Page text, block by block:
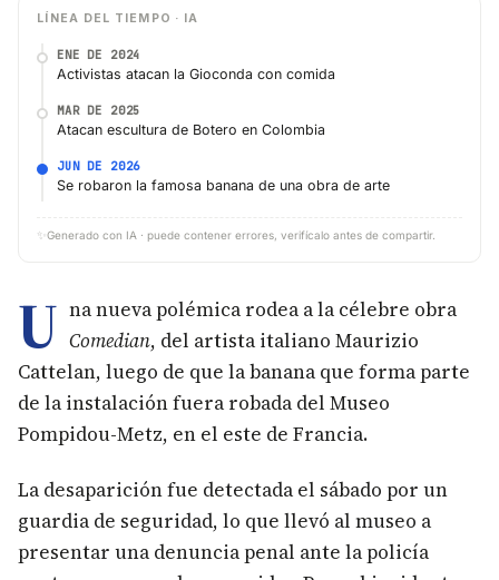
LÍNEA DEL TIEMPO · IA
ENE DE 2024
Activistas atacan la Gioconda con comida
MAR DE 2025
Atacan escultura de Botero en Colombia
JUN DE 2026
Se robaron la famosa banana de una obra de arte
✨ Generado con IA · puede contener errores, verifícalo antes de compartir.
U na nueva polémica rodea a la célebre obra
Comedian, del artista italiano Maurizio
Cattelan, luego de que la banana que forma parte
de la instalación fuera robada del Museo
Pompidou-Metz, en el este de Francia.
La desaparición fue detectada el sábado por un
guardia de seguridad, lo que llevó al museo a
presentar una denuncia penal ante la policía